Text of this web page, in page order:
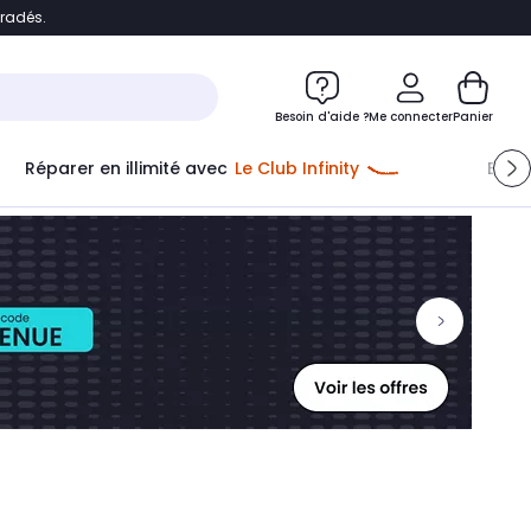
Besoin d'aide ?Me connecterPanier
Réparer en illimité avec Le Club Infinity